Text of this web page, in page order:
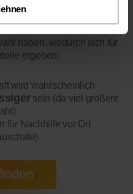
haben, wodurch sich für
ergeben:
wird wahrscheinlich
sein (da viel größere
für Nachhilfe vor Ort